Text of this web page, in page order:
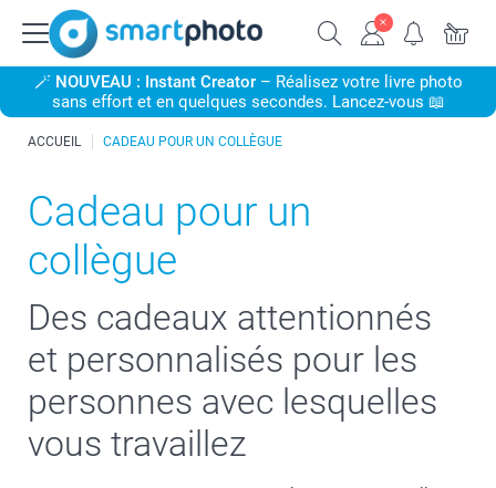
🪄 NOUVEAU : Instant Creator– Réalisez votre livre photo
sans effort et en quelques secondes. Lancez-vous 📖
ACCUEIL CADEAU POUR UN COLLÈGUE
Cadeau pour un
collègue
Des cadeaux attentionnés
et personnalisés pour les
personnes avec lesquelles
vous travaillez